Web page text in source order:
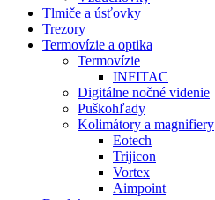
Tlmiče a úsťovky
Trezory
Termovízie a optika
Termovízie
INFITAC
Digitálne nočné videnie
Puškohľady
Kolimátory a magnifiery
Eotech
Trijicon
Vortex
Aimpoint